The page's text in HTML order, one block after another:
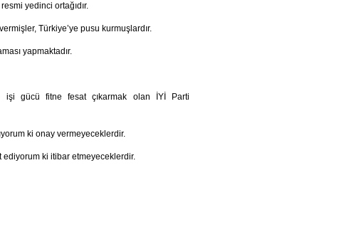
yedinci ortağıdır.
Türkiye’ye pusu kurmuşlardır.
yapmaktadır.
işi gücü fitne fesat çıkarmak olan İYİ Parti
ki onay vermeyeceklerdir.
ediyorum ki itibar etmeyeceklerdir.